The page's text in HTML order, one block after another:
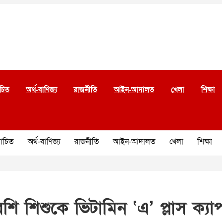
অর্থ-বাণিজ্য রাজনীতি আইন-আদালত খেলা শিক্ষা
অর্থ-বাণিজ্য রাজনীতি আইন-আদালত খেলা শিক্ষা
শিশুকে ভিটামিন ‘এ’ প্লাস